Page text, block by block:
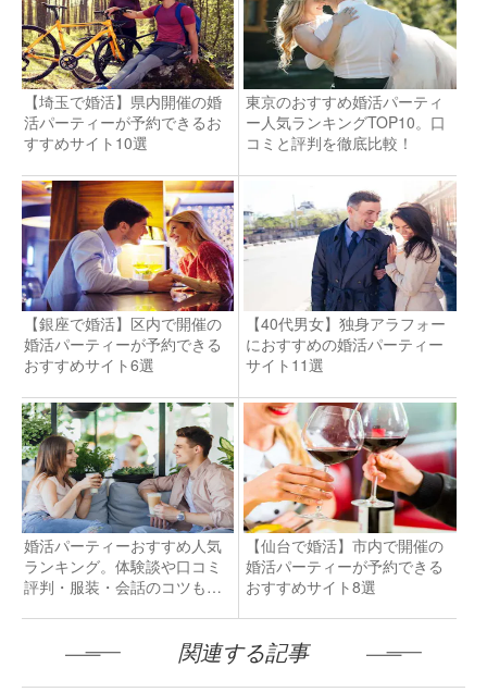
【埼玉で婚活】県内開催の婚
活パーティーが予約できるお
すすめサイト10選
東京のおすすめ婚活パーティ
ー人気ランキングTOP10。口
コミと評判を徹底比較！
【銀座で婚活】区内で開催の
婚活パーティーが予約できる
おすすめサイト6選
【40代男女】独身アラフォー
におすすめの婚活パーティー
サイト11選
婚活パーティーおすすめ人気
ランキング。体験談や口コミ
評判・服装・会話のコツも解
【仙台で婚活】市内で開催の
婚活パーティーが予約できる
おすすめサイト8選
関連する記事